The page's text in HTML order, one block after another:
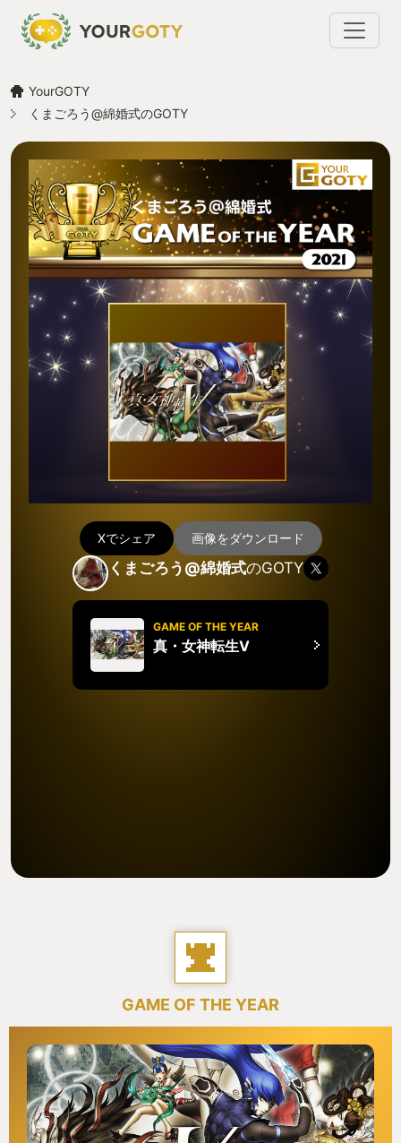
YourGOTY
くまごろう@綿婚式のGOTY
Xでシェア 画像をダウンロード
くまごろう@綿婚式のGOTY
GAME OF THE YEAR
真・女神転生V
GAME OF THE YEAR